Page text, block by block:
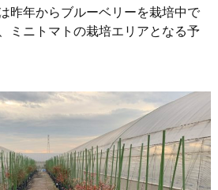
昨年からブルーベリーを栽培中で
ミニトマトの栽培エリアとなる予